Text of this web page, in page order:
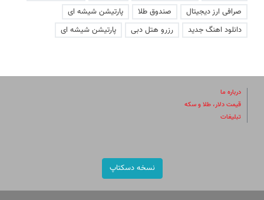
صرافی ارز دیجیتال
صندوق طلا
پارتیشن شیشه ای
دانلود اهنگ جدید
رزرو هتل دبی پارتیشن شیشه ای
درباره ما
قیمت دلار، طلا و سکه
تبلیغات
نسخه دسکتاپ